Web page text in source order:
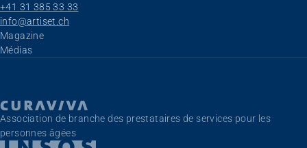
+41 31 385 33 33
info@artiset.ch
Aller au contenu
Magazine
Médias
Association de branche des prestataires de services pour les
personnes âgées